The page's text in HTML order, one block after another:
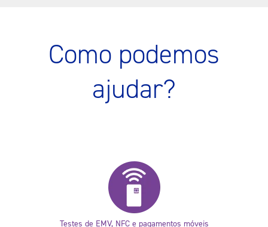
Como podemos
ajudar?
Testes de EMV, NFC e pagamentos móveis